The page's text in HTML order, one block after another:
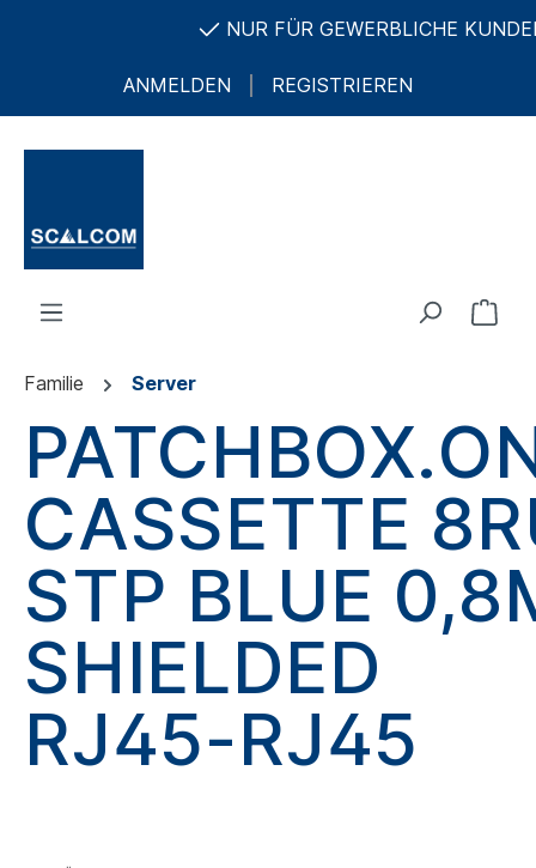
NUR FÜR GEWERBLICHE KUNDEN
ANMELDEN REGISTRIEREN
Familie Server
CASSETTE
STP BLUE
SHIELDED
RJ45-RJ45